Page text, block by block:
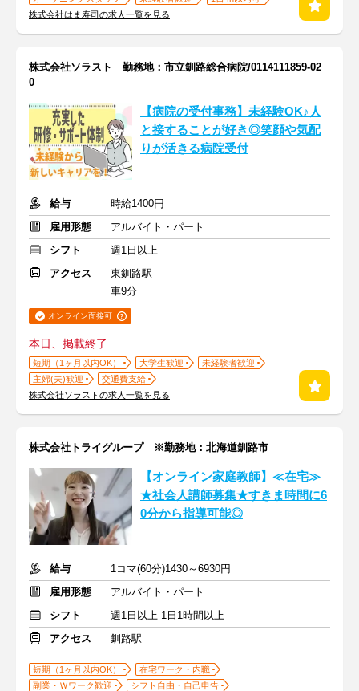
株式会社はま寿司の求人一覧を見る
株式会社ソラスト 勤務地：市立釧路総合病院/0114111859-02
0
【病院の受付事務】未経験OK♪人
と接することが好き◎笑顔や気配
りが活きる病院受付
給与
時給1400円
雇用形態
アルバイト・パート
シフト
週1日以上
アクセス
東釧路駅
車9分
オンライン面接可
本日、掲載終了
短期（1ヶ月以内OK） 大学生歓迎
未経験者歓迎
主婦(夫)歓迎
交通費支給
株式会社ソラストの求人一覧を見る
株式会社トライグループ ※勤務地：北海道釧路市
【オンライン家庭教師】≪在宅≫
★社会人講師募集★すきま時間に6
0分から指導可能◎
給与
1コマ(60分)1430～6930円
雇用形態
アルバイト・パート
シフト
週1日以上 1日1時間以上
アクセス
釧路駅
短期（1ヶ月以内OK）
在宅ワーク・内職
副業・Ｗワーク歓迎
シフト自由・自己申告